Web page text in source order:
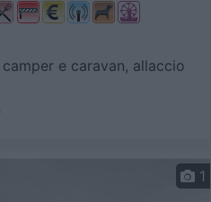
e caravan, allaccio
1